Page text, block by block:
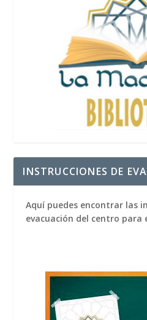
INSTRUCCIONES DE
Aquí puedes encontrar las
evacuación del centro para